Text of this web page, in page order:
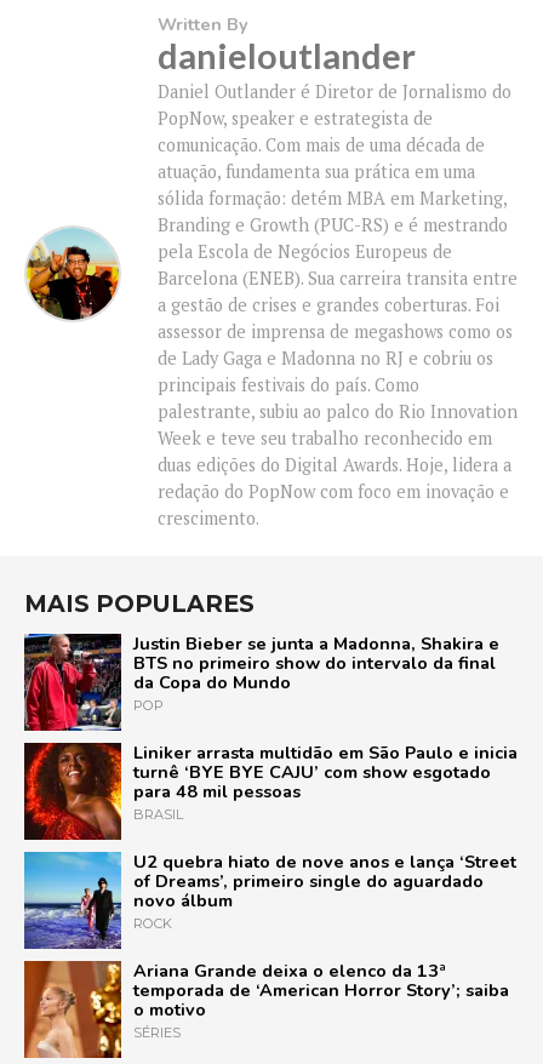
Written By
danieloutlander
Daniel Outlander é Diretor de Jornalismo do
PopNow, speaker e estrategista de
comunicação. Com mais de uma década de
atuação, fundamenta sua prática em uma
sólida formação: detém MBA em Marketing,
Branding e Growth (PUC-RS) e é mestrando
pela Escola de Negócios Europeus de
Barcelona (ENEB). Sua carreira transita entre
a gestão de crises e grandes coberturas. Foi
assessor de imprensa de megashows como os
de Lady Gaga e Madonna no RJ e cobriu os
principais festivais do país. Como
palestrante, subiu ao palco do Rio Innovation
Week e teve seu trabalho reconhecido em
duas edições do Digital Awards. Hoje, lidera a
redação do PopNow com foco em inovação e
crescimento.
MAIS POPULARES
Justin Bieber se junta a Madonna, Shakira e
BTS no primeiro show do intervalo da final
da Copa do Mundo
POP
Liniker arrasta multidão em São Paulo e inicia
turnê ‘BYE BYE CAJU’ com show esgotado
para 48 mil pessoas
BRASIL
U2 quebra hiato de nove anos e lança ‘Street
of Dreams’, primeiro single do aguardado
novo álbum
ROCK
Ariana Grande deixa o elenco da 13ª
temporada de ‘American Horror Story’; saiba
o motivo
SÉRIES